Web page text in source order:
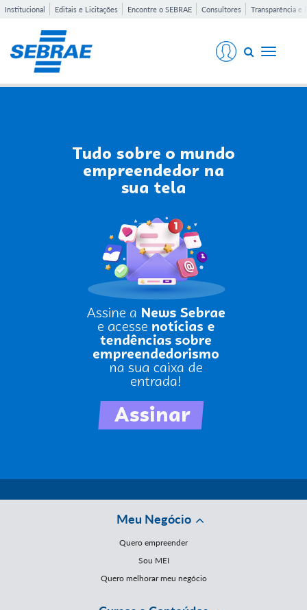
Institucional Editais e Licitações Encontre o SEBRAE Consultores Transparência e
Toggle
Meu Negócio
Quero empreender
Sou MEI
Quero melhorar meu negócio